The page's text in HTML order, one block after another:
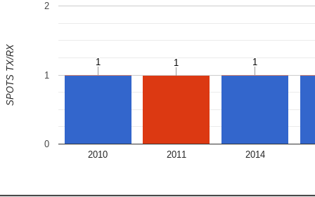
2010 2011 2014
0
1
2
1
1 1
1 1
1
SPOTS TX/RX